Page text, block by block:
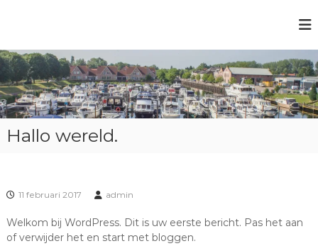
a
a
r
d
e
a
c
h
t
h
a
q
u
Hallo wereld.
11 februari 2017 admin
Welkom bij WordPress. Dit is uw eerste bericht. Pas het aan
of verwijder het en start met bloggen.